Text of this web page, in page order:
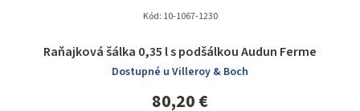
Raňajková šálka 0,35 l s podšálkou Audun Ferme
hodnotenie
produktu
je
Dostupné u Villeroy & Boch
80,20 €
Kód: 10-1067-1230